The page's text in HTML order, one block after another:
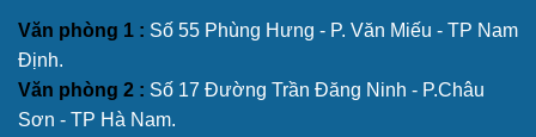
Văn phòng 1 : Số 55 Phùng Hưng - P. Văn Miếu - TP Nam
Định.
Văn phòng 2 : Số 17 Đường Trần Đăng Ninh - P.Châu
Sơn - TP Hà Nam.